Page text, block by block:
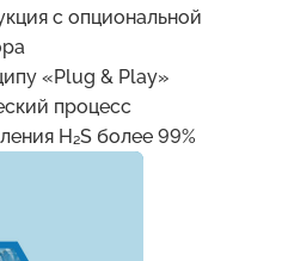
с опциональной
«Plug & Play»
процесс
H₂S более 99%